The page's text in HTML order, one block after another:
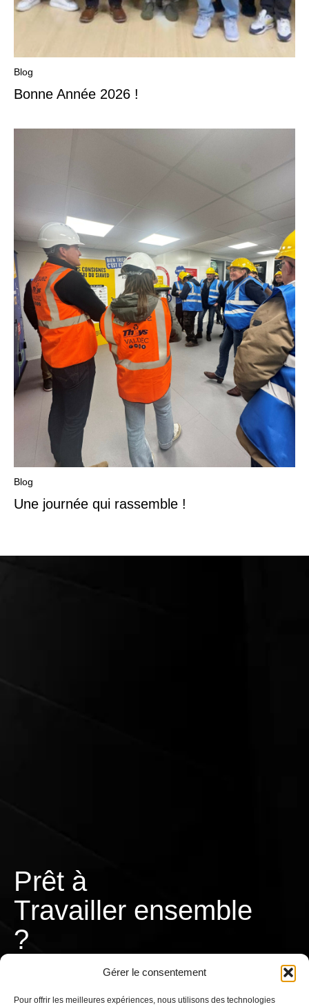
Gérer le consentement
Pour offrir les meilleures expériences, nous utilisons des technologies
Blog
Bonne Année 2026 !
Blog
Une journée qui rassemble !
Prêt à
Travailler
ensemble ?